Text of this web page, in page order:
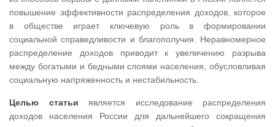
повышение эффективности распределения доходов, которое
в обществе играет ключевую роль в формировании
социальной справедливости и благополучия. Неравномерное
распределение доходов приводит к увеличению разрыва
между богатыми и бедными слоями населения, обусловливая
социальную напряженность и нестабильность.
Целью статьи является исследование распределения
доходов населения России для дальнейшего сокращения